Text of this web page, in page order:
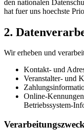
den nationalen
hat fuer uns hoechste
2.
Wir erheben und
Kontakt- und
Veranstalter- und
Online-
Betriebssystem-